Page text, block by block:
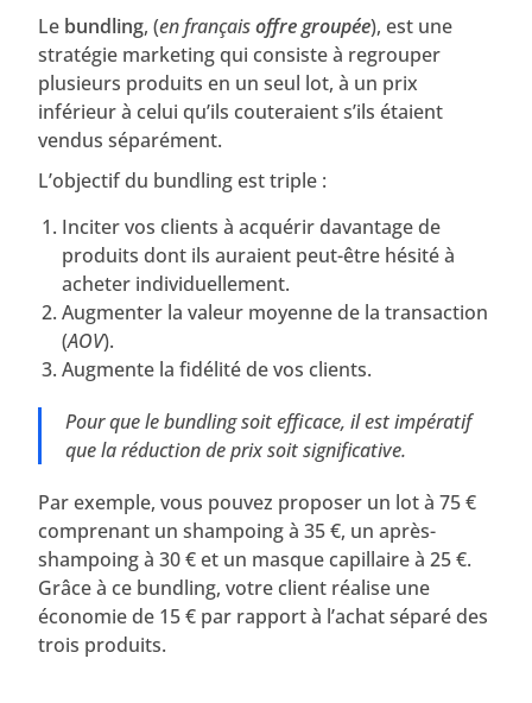
Le bundling, (en françaisoffre groupée), est une
stratégie marketing qui consiste à regrouper
plusieurs produits en un seul lot, à un prix
inférieur à celui qu’ils couteraient s’ils étaient
vendus séparément.
L’objectif du bundling est triple :
Inciter vos clients à acquérir davantage de
produits dont ils auraient peut-être hésité à
acheter individuellement.
Augmenter la valeur moyenne de la transaction
(AOV).
Augmente la fidélité de vos clients.
Pour que le bundling soit efficace, il est impératif
que la réduction de prix soit significative.
Par exemple, vous pouvez proposer un lot à 75 €
comprenant un shampoing à 35 €, un après-
shampoing à 30 € et un masque capillaire à 25 €.
Grâce à ce bundling, votre client réalise une
économie de 15 € par rapport à l’achat séparé des
trois produits.